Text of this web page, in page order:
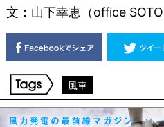
文：山下幸恵（office SOTO
風車